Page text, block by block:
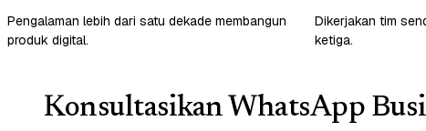
Pengalaman lebih dari satu dekade membangun
produk digital.
Dikerjakan tim
ketiga.
Konsultasikan WhatsApp